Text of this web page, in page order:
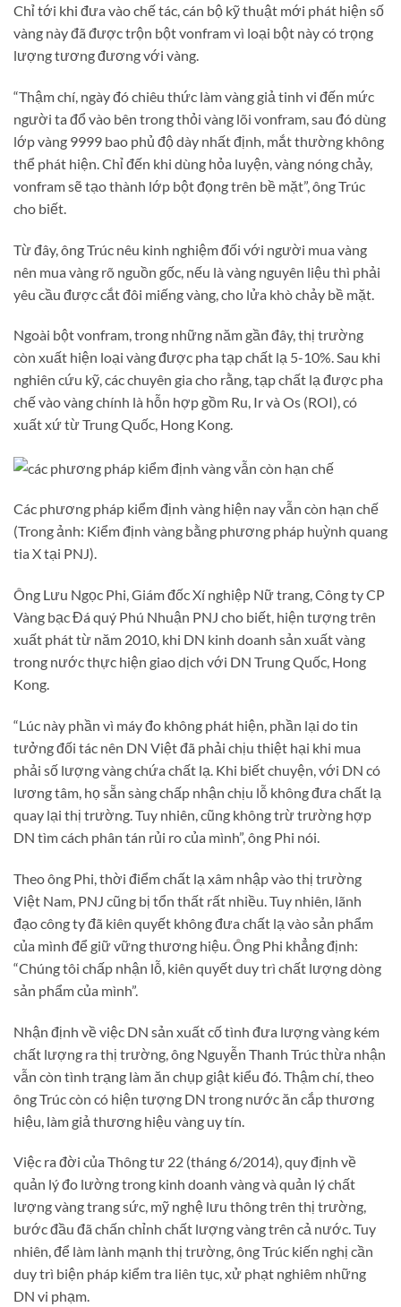
Chỉ tới khi đưa vào chế tác, cán bộ kỹ thuật mới phát hiện số
vàng này đã được trộn bột vonfram vì loại bột này có trọng
lượng tương đương với vàng.
“Thậm chí, ngày đó chiêu thức làm vàng giả tinh vi đến mức
người ta đổ vào bên trong thỏi vàng lõi vonfram, sau đó dùng
lớp vàng 9999 bao phủ độ dày nhất định, mắt thường không
thể phát hiện. Chỉ đến khi dùng hỏa luyện, vàng nóng chảy,
vonfram sẽ tạo thành lớp bột đọng trên bề mặt”, ông Trúc
cho biết.
Từ đây, ông Trúc nêu kinh nghiệm đối với người mua vàng
nên mua vàng rõ nguồn gốc, nếu là vàng nguyên liệu thì phải
yêu cầu được cắt đôi miếng vàng, cho lửa khò chảy bề mặt.
Ngoài bột vonfram, trong những năm gần đây, thị trường
còn xuất hiện loại vàng được pha tạp chất lạ 5-10%. Sau khi
nghiên cứu kỹ, các chuyên gia cho rằng, tạp chất lạ được pha
chế vào vàng chính là hỗn hợp gồm Ru, Ir và Os (ROI), có
xuất xứ từ Trung Quốc, Hong Kong.
Các phương pháp kiểm định vàng hiện nay vẫn còn hạn chế
(Trong ảnh: Kiểm định vàng bằng phương pháp huỳnh quang
tia X tại PNJ).
Ông Lưu Ngọc Phi, Giám đốc Xí nghiệp Nữ trang, Công ty CP
Vàng bạc Đá quý Phú Nhuận PNJ cho biết, hiện tượng trên
xuất phát từ năm 2010, khi DN kinh doanh sản xuất vàng
trong nước thực hiện giao dịch với DN Trung Quốc, Hong
Kong.
“Lúc này phần vì máy đo không phát hiện, phần lại do tin
tưởng đối tác nên DN Việt đã phải chịu thiệt hại khi mua
phải số lượng vàng chứa chất lạ. Khi biết chuyện, với DN có
lương tâm, họ sẵn sàng chấp nhận chịu lỗ không đưa chất lạ
quay lại thị trường. Tuy nhiên, cũng không trừ trường hợp
DN tìm cách phân tán rủi ro của mình”, ông Phi nói.
Theo ông Phi, thời điểm chất lạ xâm nhập vào thị trường
Việt Nam, PNJ cũng bị tổn thất rất nhiều. Tuy nhiên, lãnh
đạo công ty đã kiên quyết không đưa chất lạ vào sản phẩm
của mình để giữ vững thương hiệu. Ông Phi khẳng định:
“Chúng tôi chấp nhận lỗ, kiên quyết duy trì chất lượng dòng
sản phẩm của mình”.
Nhận định về việc DN sản xuất cố tình đưa lượng vàng kém
chất lượng ra thị trường, ông Nguyễn Thanh Trúc thừa nhận
vẫn còn tình trạng làm ăn chụp giật kiểu đó. Thậm chí, theo
ông Trúc còn có hiện tượng DN trong nước ăn cắp thương
hiệu, làm giả thương hiệu vàng uy tín.
Việc ra đời của Thông tư 22 (tháng 6/2014), quy định về
quản lý đo lường trong kinh doanh vàng và quản lý chất
lượng vàng trang sức, mỹ nghệ lưu thông trên thị trường,
bước đầu đã chấn chỉnh chất lượng vàng trên cả nước. Tuy
nhiên, để làm lành mạnh thị trường, ông Trúc kiến nghị cần
duy trì biện pháp kiểm tra liên tục, xử phạt nghiêm những
DN vi phạm.